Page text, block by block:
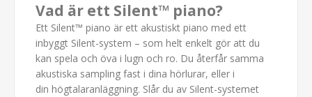
Vad är ett Silent™ piano?
Ett Silent™ piano är ett akustiskt piano med ett
inbyggt Silent-system – som helt enkelt gör att du
kan spela och öva i lugn och ro. Du återfår samma
akustiska sampling fast i dina hörlurar, eller i
din högtalaranläggning. Slår du av Silent-systemet